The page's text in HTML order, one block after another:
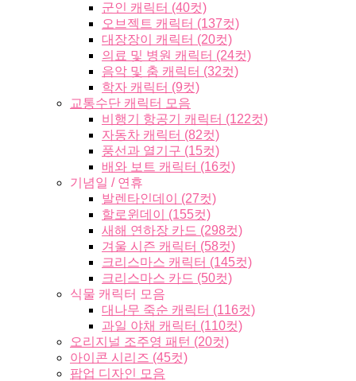
군인 캐릭터 (40컷)
오브젝트 캐릭터 (137컷)
대장장이 캐릭터 (20컷)
의료 및 병원 캐릭터 (24컷)
음악 및 춤 캐릭터 (32컷)
학자 캐릭터 (9컷)
교통수단 캐릭터 모음
비행기 항공기 캐릭터 (122컷)
자동차 캐릭터 (82컷)
풍선과 열기구 (15컷)
배와 보트 캐릭터 (16컷)
기념일 / 연휴
발렌타인데이 (27컷)
할로윈데이 (155컷)
새해 연하장 카드 (298컷)
겨울 시즌 캐릭터 (58컷)
크리스마스 캐릭터 (145컷)
크리스마스 카드 (50컷)
식물 캐릭터 모음
대나무 죽순 캐릭터 (116컷)
과일 야채 캐릭터 (110컷)
오리지널 조주영 패턴 (20컷)
아이콘 시리즈 (45컷)
팝업 디자인 모음